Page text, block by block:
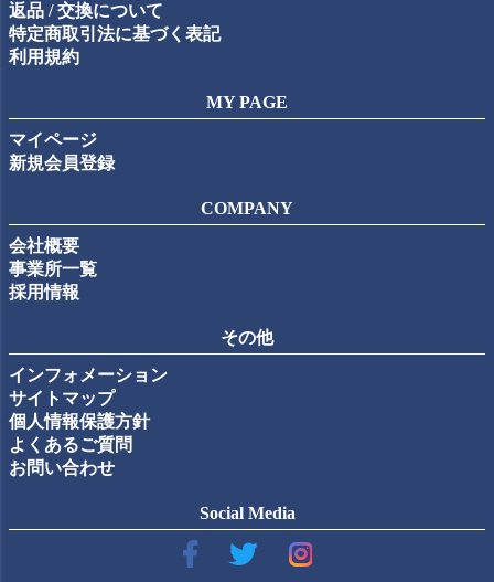
返品 / 交換について
特定商取引法に基づく表記
利用規約
MY PAGE
マイページ
新規会員登録
COMPANY
会社概要
事業所一覧
採用情報
その他
インフォメーション
サイトマップ
個人情報保護方針
よくあるご質問
お問い合わせ
Social Media